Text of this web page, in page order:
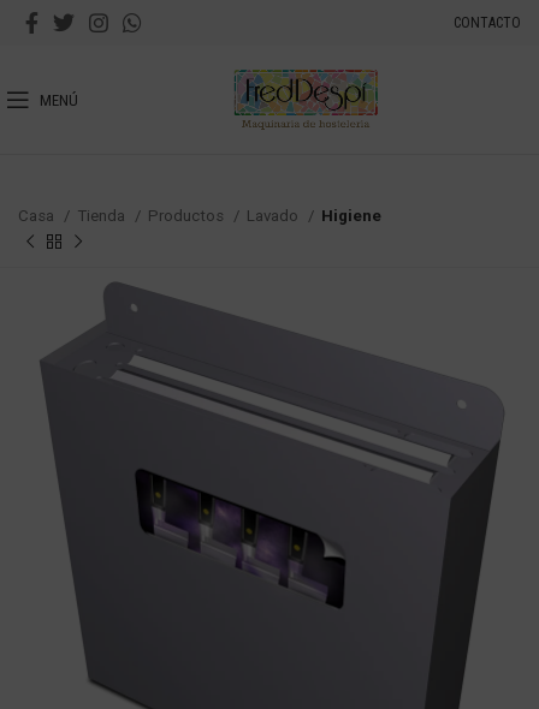
CONTACTO
MENÚ
Casa Tienda Productos Lavado Higiene